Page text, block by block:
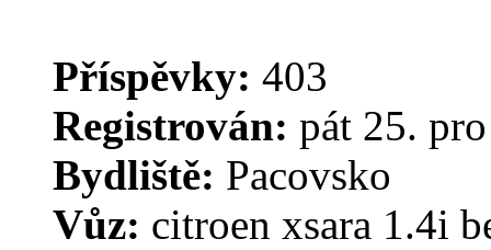
Příspěvky: 403
Registrován: pát 25.
Bydliště: Pacovsko
Vůz: citroen xsara 1.4i